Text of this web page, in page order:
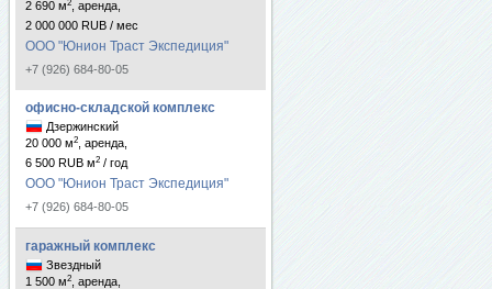
2 690 м2
, аренда,
2 000 000 RUB / мес
ООО "Юнион Траст Экспедиция"
+7 (926) 684-80-05
офисно-складской комплекс
Дзержинский
20 000 м2
, аренда,
6 500 RUB м2 / год
ООО "Юнион Траст Экспедиция"
+7 (926) 684-80-05
гаражный комплекс
Звездный
1 500 м2
, аренда,